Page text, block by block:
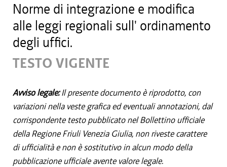
Norme di integrazione e modifica
alle leggi regionali sull' ordinamento
degli uffici.
TESTO VIGENTE
Avviso legale:Il presente documento è riprodotto, con
variazioni nella veste grafica ed eventuali annotazioni, dal
corrispondente testo pubblicato nel Bollettino ufficiale
della Regione Friuli Venezia Giulia, non riveste carattere
di ufficialità e non è sostitutivo in alcun modo della
pubblicazione ufficiale avente valore legale.